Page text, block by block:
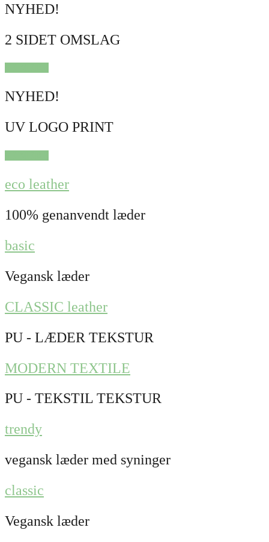
NYHED!
2 SIDET OMSLAG
NYHED!
UV LOGO PRINT
eco leather
100% genanvendt læder
basic
Vegansk læder
CLASSIC leather
PU - LÆDER TEKSTUR
MODERN TEXTILE
PU - TEKSTIL TEKSTUR
trendy
vegansk læder med syninger
classic
Vegansk læder